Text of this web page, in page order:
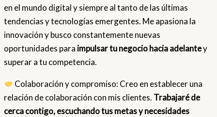
en el mundo digital y siempre al tanto de las últimas
tendencias y tecnologías emergentes. Me apasiona la
innovación y busco constantemente nuevas
oportunidades para impulsar tu negocio hacia adelantey
superar a tu competencia.
Colaboración y compromiso: Creo en establecer una
relación de colaboración con mis clientes. Trabajaré de
cerca contigo, escuchando tus metas y necesidades